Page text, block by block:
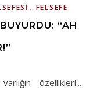
, FELSEFE
“AH